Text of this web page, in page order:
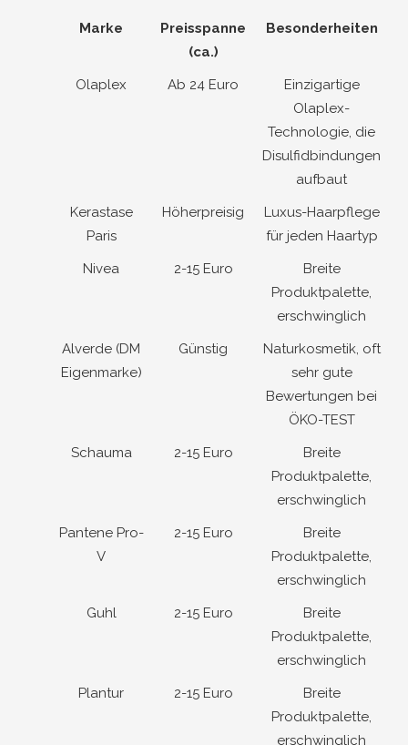
Marke
Preisspanne
(ca.)
Besonderheiten
Olaplex Ab 24 Euro
Einzigartige
Olaplex-
Technologie, die
Disulfidbindungen
aufbaut
Kerastase
Paris
Höherpreisig
Luxus-Haarpflege
für jeden Haartyp
Nivea
2-15 Euro
Breite
Produktpalette,
erschwinglich
Alverde (DM
Eigenmarke)
Günstig
Naturkosmetik, oft
sehr gute
Bewertungen bei
ÖKO-TEST
Schauma
2-15 Euro
Breite
Produktpalette,
erschwinglich
Pantene Pro-
V
2-15 Euro
Breite
Produktpalette,
erschwinglich
Guhl
2-15 Euro
Breite
Produktpalette,
erschwinglich
Plantur
2-15 Euro
Breite
Produktpalette,
erschwinglich